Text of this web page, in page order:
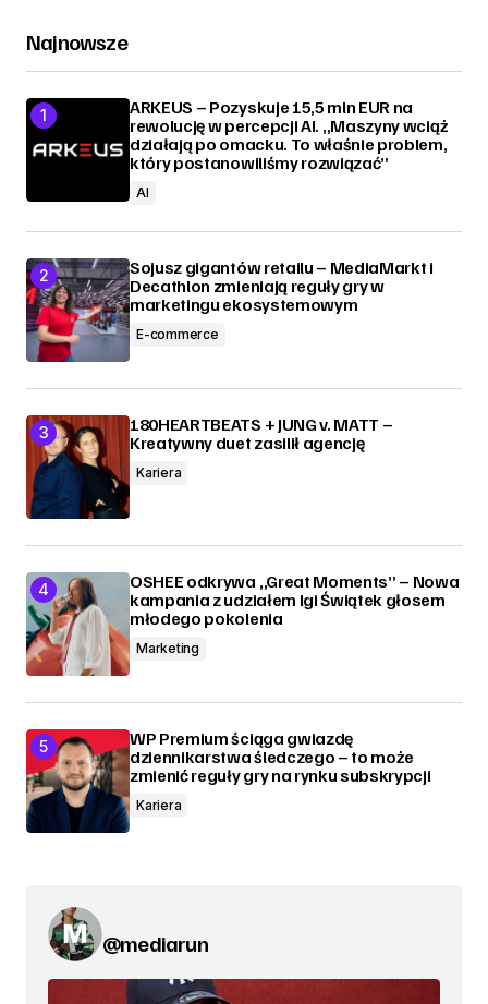
Najnowsze
ARKEUS – Pozyskuje 15,5 mln EUR na
rewolucję w percepcji AI. „Maszyny wciąż
działają po omacku. To właśnie problem,
który postanowiliśmy rozwiązać”
AI
Sojusz gigantów retailu – MediaMarkt i
Decathlon zmieniają reguły gry w
marketingu ekosystemowym
E-commerce
180HEARTBEATS + JUNG v. MATT –
Kreatywny duet zasilił agencję
Kariera
OSHEE odkrywa „Great Moments” – Nowa
kampania z udziałem Igi Świątek głosem
młodego pokolenia
Marketing
WP Premium ściąga gwiazdę
dziennikarstwa śledczego – to może
zmienić reguły gry na rynku subskrypcji
Kariera
@mediarun